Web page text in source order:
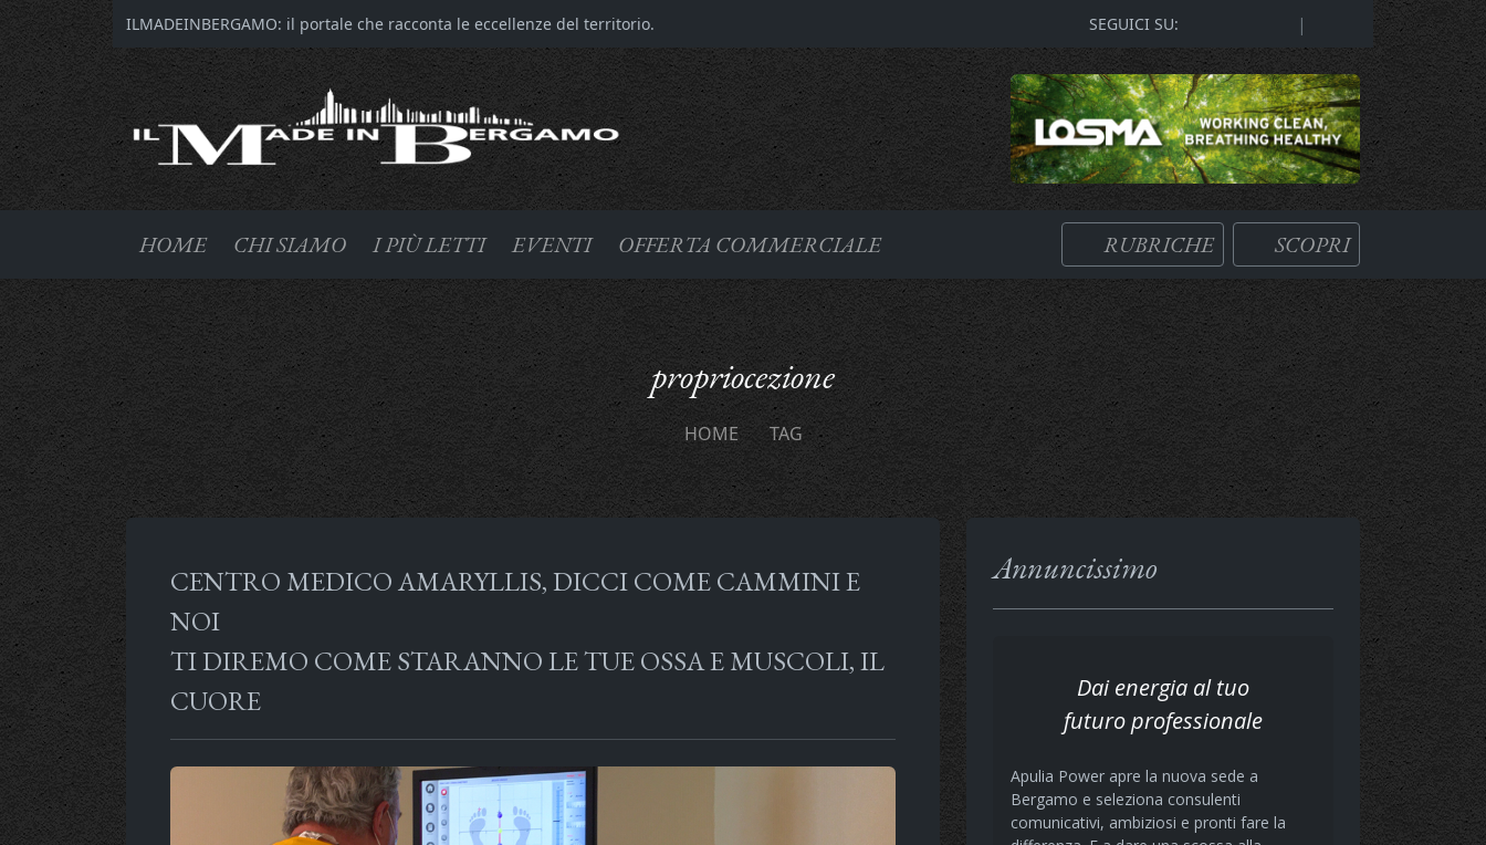
ILMADEINBERGAMO: il portale che racconta le eccellenze del territorio. SEGUICI SU: |
HOME CHI SIAMO I PIÙ LETTI EVENTI OFFERTA COMMERCIALE RUBRICHE SCOPRI
propriocezione
HOME TAG
CENTRO MEDICO AMARYLLIS, DICCI COME CAMMINI E
NOI
TI DIREMO COME STARANNO LE TUE OSSA E MUSCOLI, IL
CUORE
Annuncissimo
Dai energia al tuo
futuro professionale
Apulia Power apre la nuova sede a
Bergamo e seleziona consulenti
comunicativi, ambiziosi e pronti fare la